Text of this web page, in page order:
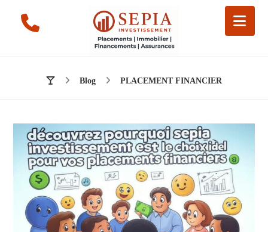
Blog PLACEMENT FINANCIER